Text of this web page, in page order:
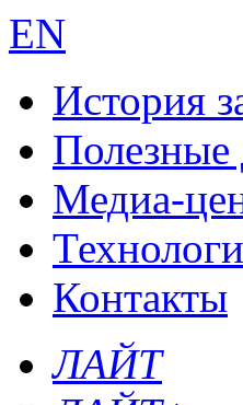
EN
История
Медиа-
Контакты
ЛАЙТ